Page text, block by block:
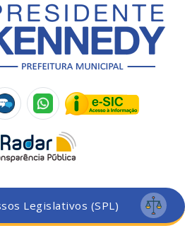
Legislativos (SPL)